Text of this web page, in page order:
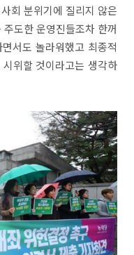
회 분위기에 질리지 않은
도한 운영진들조차 한꺼
서도 놀라워했고 최종적
위할 것이라고는 생각하